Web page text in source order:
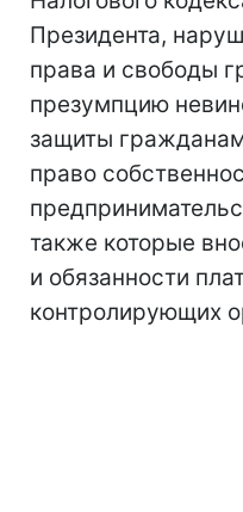
Президента,
права и свободы
презумпцию
защиты
право
также которые
и обязанности
контролирующих